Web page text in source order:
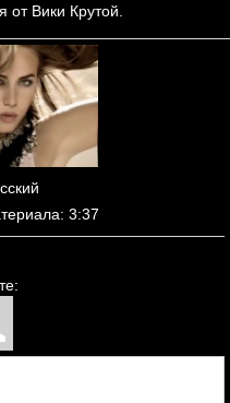
от Вики Крутой.
: 3:37